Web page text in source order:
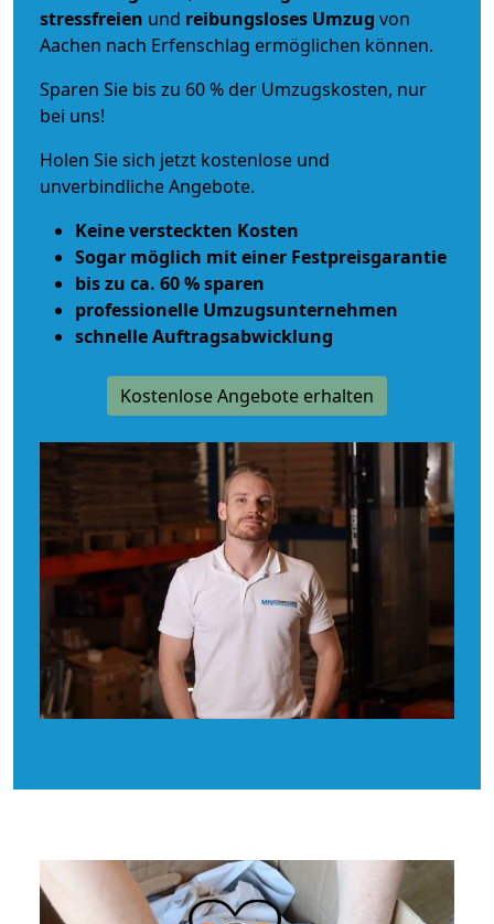
stressfreien und reibungsloses Umzug von
Aachen nach Erfenschlag ermöglichen können.
Sparen Sie bis zu 60 % der Umzugskosten, nur
bei uns!
Holen Sie sich jetzt kostenlose und
unverbindliche Angebote.
Keine versteckten Kosten
Sogar möglich mit einer Festpreisgarantie
bis zu ca. 60 % sparen
professionelle Umzugsunternehmen
schnelle Auftragsabwicklung
Kostenlose Angebote erhalten